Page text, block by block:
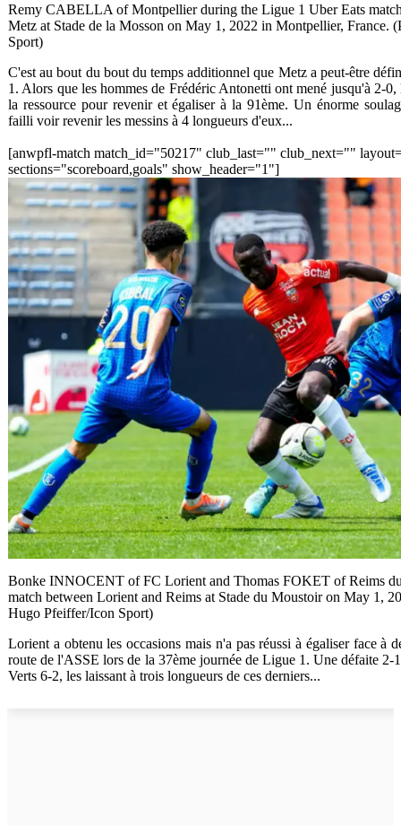
Remy CABELLA of Montpellier during the Ligue 1 Uber Eats
Metz at Stade de la Mosson on May 1, 2022 in Montpellier, France.
Sport)
C'est au bout du bout du temps additionnel que Metz a peut-être
1. Alors que les hommes de Frédéric Antonetti ont mené jusqu'à 2-
la ressource pour revenir et égaliser à la 91ème. Un énorme
failli voir revenir les messins à 4 longueurs d'eux...
[anwpfl-match match_id="50217" club_last="" club_next=""
sections="scoreboard,goals" show_header="1"]
Bonke INNOCENT of FC Lorient and Thomas FOKET of Reims
match between Lorient and Reims at Stade du Moustoir on May 1,
Hugo Pfeiffer/Icon Sport)
Lorient a obtenu les occasions mais n'a pas réussi à égaliser face à
route de l'ASSE lors de la 37ème journée de Ligue 1. Une défaite
Verts 6-2, les laissant à trois longueurs de ces derniers...